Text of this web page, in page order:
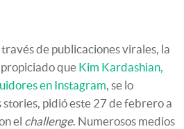
de publicaciones virales, la
que Kim Kardashian,
en Instagram, se lo
pidió este 27 de febrero a
el challenge. Numerosos medios